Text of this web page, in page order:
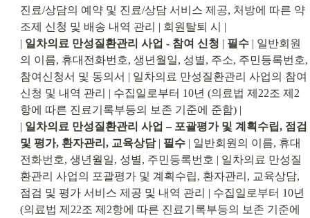
진료/상담의 예약 및 진료/상담 서비스 제공, 처방에 따른 약
조제 신청 및 배송 내역 관리 | 회원탈퇴 시 |
| 일차의료 만성질환관리 사업 - 참여 신청 | 필수 | 일반회원
의 이름, 휴대전화번호, 생년월일, 성별, 주소, 주민등록번호,
참여신청서 및 동의서 | 일차의료 만성질환관리 사업의 참여
신청 및 내역 관리 | 수집일로부터 10년 (의료법 제22조 제2
항에 따른 진료기록부등의 보존 기준에 준함) |
| 일차의료 만성질환관리 사업 – 포괄평가 및 계획수립, 점검
및 평가, 환자관리, 교육상담 | 필수 | 일반회원의 이름, 휴대
전화번호, 생년월일, 성별, 주민등록번호 | 일차의료 만성질
환관리 사업의 포괄평가 및 계획수립, 환자관리, 교육상담,
점검 및 평가 서비스 제공 및 내역 관리 | 수집일로부터 10년
(의료법 제22조 제2항에 따른 진료기록부등의 보존 기준에